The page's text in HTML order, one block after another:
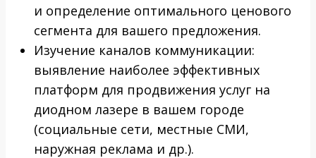
и определение оптимального ценового
сегмента для вашего предложения.
Изучение каналов коммуникации:
выявление наиболее эффективных
платформ для продвижения услуг на
диодном лазере в вашем городе
(социальные сети, местные СМИ,
наружная реклама и др.).